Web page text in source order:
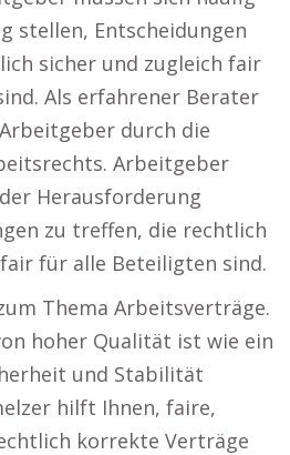
stellen, Entscheidungen
sicher und zugleich fair
Als erfahrener Berater
durch die
Arbeitgeber
Herausforderung
zu treffen, die rechtlich
für alle Beteiligten sind.
Thema Arbeitsverträge.
hoher Qualität ist wie ein
und Stabilität
hilft Ihnen, faire,
korrekte Verträge